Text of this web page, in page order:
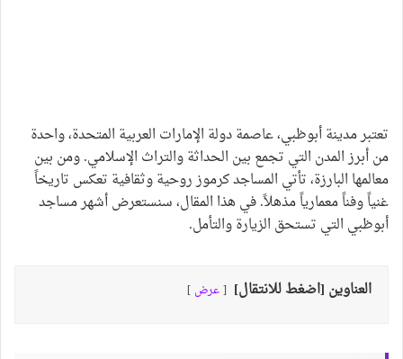
تعتبر مدينة أبوظبي، عاصمة دولة الإمارات العربية المتحدة، واحدة
من أبرز المدن التي تجمع بين الحداثة والتراث الإسلامي. ومن بين
معالمها البارزة، تأتي المساجد كرموز روحية وثقافية تعكس تاريخاً
غنياً وفناً معمارياً مذهلاً. في هذا المقال، سنستعرض أشهر مساجد
أبوظبي التي تستحق الزيارة والتأمل.
العناوين [اضغط للانتقال] عرض